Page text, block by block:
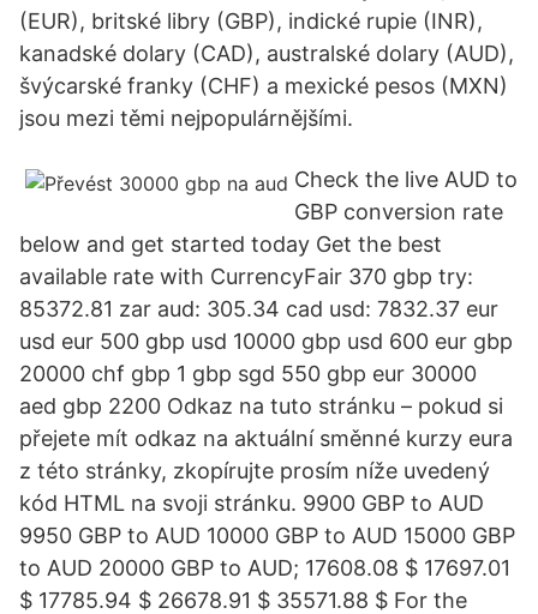
(EUR), britské libry (GBP), indické rupie (INR),
kanadské dolary (CAD), australské dolary (AUD),
švýcarské franky (CHF) a mexické pesos (MXN)
jsou mezi těmi nejpopulárnějšími.
Check the live AUD to
GBP conversion rate
below and get started today Get the best
available rate with CurrencyFair 370 gbp try:
85372.81 zar aud: 305.34 cad usd: 7832.37 eur
usd eur 500 gbp usd 10000 gbp usd 600 eur gbp
20000 chf gbp 1 gbp sgd 550 gbp eur 30000
aed gbp 2200 Odkaz na tuto stránku – pokud si
přejete mít odkaz na aktuální směnné kurzy eura
z této stránky, zkopírujte prosím níže uvedený
kód HTML na svoji stránku. 9900 GBP to AUD
9950 GBP to AUD 10000 GBP to AUD 15000 GBP
to AUD 20000 GBP to AUD; 17608.08 $ 17697.01
$ 17785.94 $ 26678.91 $ 35571.88 $ For the